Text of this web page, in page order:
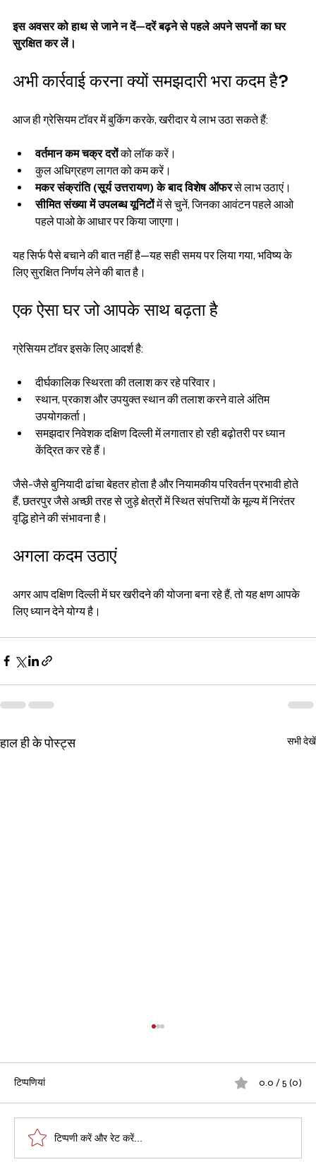
इस अवसर को हाथ से जाने न दें—दरें बढ़ने से पहले अपने सपनों का घर
सुरक्षित कर लें।
अभी कार्रवाई करना क्यों समझदारी भरा कदम है?
आज ही ग्रेसियम टॉवर में बुकिंग करके, खरीदार ये लाभ उठा सकते हैं:
वर्तमान कम चक्र दरों को लॉक करें।
कुल अधिग्रहण लागत को कम करें।
मकर संक्रांति (सूर्य उत्तरायण) के बाद विशेष ऑफर से लाभ उठाएं।
सीमित संख्या में उपलब्ध यूनिटों में से चुनें, जिनका आवंटन पहले आओ
पहले पाओ के आधार पर किया जाएगा।
यह सिर्फ पैसे बचाने की बात नहीं है—यह सही समय पर लिया गया, भविष्य के
लिए सुरक्षित निर्णय लेने की बात है।
एक ऐसा घर जो आपके साथ बढ़ता है
ग्रेसियम टॉवर इसके लिए आदर्श है:
दीर्घकालिक स्थिरता की तलाश कर रहे परिवार।
स्थान, प्रकाश और उपयुक्त स्थान की तलाश करने वाले अंतिम
उपयोगकर्ता।
समझदार निवेशक दक्षिण दिल्ली में लगातार हो रही बढ़ोतरी पर ध्यान
केंद्रित कर रहे हैं।
जैसे-जैसे बुनियादी ढांचा बेहतर होता है और नियामकीय परिवर्तन प्रभावी होते
हैं, छतरपुर जैसे अच्छी तरह से जुड़े क्षेत्रों में स्थित संपत्तियों के मूल्य में निरंतर
वृद्धि होने की संभावना है।
अगला कदम उठाएं
अगर आप दक्षिण दिल्ली में घर खरीदने की योजना बना रहे हैं, तो यह क्षण आपके
लिए ध्यान देने योग्य है।
हाल ही के पोस्ट्स सभी देखें
टिप्पणियां 0.0 / 5 (0)
टिप्पणी करें और रेट करें...